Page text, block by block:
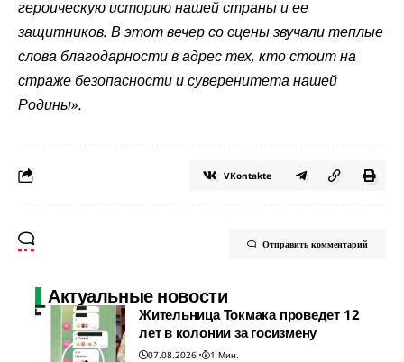
героическую историю нашей страны и ее
защитников. В этот вечер со сцены звучали теплые
слова благодарности в адрес тех, кто стоит на
страже безопасности и суверенитета нашей
Родины».
VKontakte
Отправить комментарий
Актуальные новости
Жительница Токмака проведет 12
лет в колонии за госизмену
07.08.2026
1 Мин.